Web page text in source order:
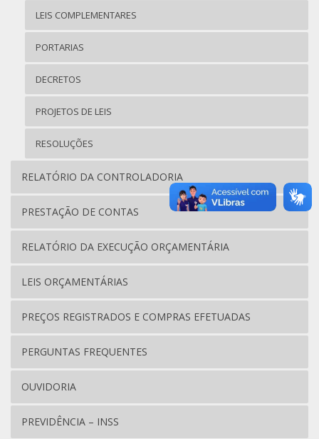
LEIS COMPLEMENTARES
PORTARIAS
DECRETOS
PROJETOS DE LEIS
RESOLUÇÕES
RELATÓRIO DA CONTROLADORIA
PRESTAÇÃO DE CONTAS
RELATÓRIO DA EXECUÇÃO ORÇAMENTÁRIA
LEIS ORÇAMENTÁRIAS
PREÇOS REGISTRADOS E COMPRAS EFETUADAS
PERGUNTAS FREQUENTES
OUVIDORIA
PREVIDÊNCIA – INSS